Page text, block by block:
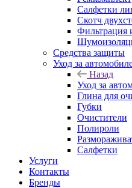
Салфетки
Скотч
Средства защиты
Уход за
Назад
Уход за
Глина для
Губки
Очистители
Полироли
Салфетки
Услуги
Контакты
Бренды